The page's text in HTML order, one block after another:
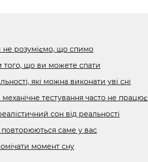
не розуміємо, що спимо
того, що ви можете спати
які можна виконати уві сні
тестування часто не працює
сон від реальності
повторюються саме у вас
момент сну